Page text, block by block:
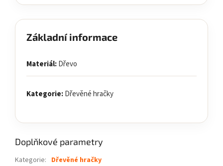
Základní informace
Materiál:Dřevo
Kategorie:Dřevěné hračky
Doplňkové parametry
Kategorie: Dřevěné hračky